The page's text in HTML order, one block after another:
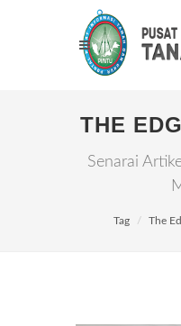
THE
Senarai
Tag The